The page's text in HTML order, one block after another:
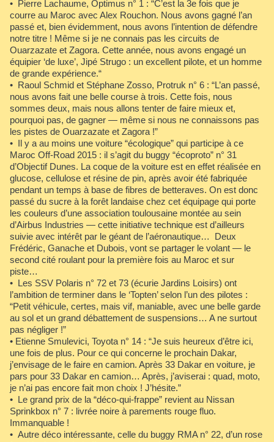
• Pierre Lachaume, Optimus n° 1 : “C’est la 3e fois que je
courre au Maroc avec Alex Rouchon. Nous avons gagné l’an
passé et, bien évidemment, nous avons l’intention de défendre
notre titre ! Même si je ne connais pas les circuits de
Ouarzazate et Zagora. Cette année, nous avons engagé un
équipier ‘de luxe’, Jipé Strugo : un excellent pilote, et un homme
de grande expérience.“
• Raoul Schmid et Stéphane Zosso, Protruk n° 6 : “L’an passé,
nous avons fait une belle course à trois. Cette fois, nous
sommes deux, mais nous allons tenter de faire mieux et,
pourquoi pas, de gagner — même si nous ne connaissons pas
les pistes de Ouarzazate et Zagora !”
• Il y a au moins une voiture “écologique” qui participe à ce
Maroc Off-Road 2015 : il s’agit du buggy “écoproto” n° 31
d’Objectif Dunes. La coque de la voiture est en effet réalisée en
glucose, cellulose et résine de pin, après avoir été fabriquée
pendant un temps à base de fibres de betteraves. On est donc
passé du sucre à la forêt landaise chez cet équipage qui porte
les couleurs d’une association toulousaine montée au sein
d’Airbus Industries — cette initiative technique est d’ailleurs
suivie avec intérêt par le géant de l’aéronautique… Deux
Frédéric, Ganache et Dubois, vont se partager le volant — le
second cité roulant pour la première fois au Maroc et sur
piste…
• Les SSV Polaris n° 72 et 73 (écurie Jardins Loisirs) ont
l’ambition de terminer dans le ‘Topten’ selon l’un des pilotes :
“Petit véhicule, certes, mais vif, maniable, avec une belle garde
au sol et un grand débattement de suspensions… A ne surtout
pas négliger !”
• Etienne Smulevici, Toyota n° 14 : “Je suis heureux d’être ici,
une fois de plus. Pour ce qui concerne le prochain Dakar,
j’envisage de le faire en camion. Après 33 Dakar en voiture, je
pars pour 33 Dakar en camion… Après, j’aviserai : quad, moto,
je n’ai pas encore fait mon choix ! J’hésite.”
• Le grand prix de la “déco-qui-frappe” revient au Nissan
Sprinkbox n° 7 : livrée noire à parements rouge fluo.
Immanquable !
• Autre déco intéressante, celle du buggy RMA n° 22, d’un rose